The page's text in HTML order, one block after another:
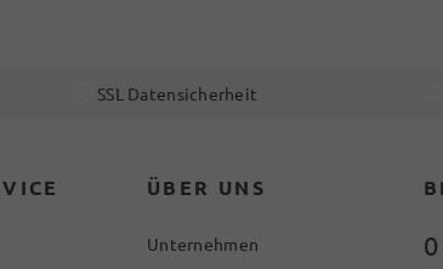
SSL Datensicherheit
ÜBER UNS
Unternehmen